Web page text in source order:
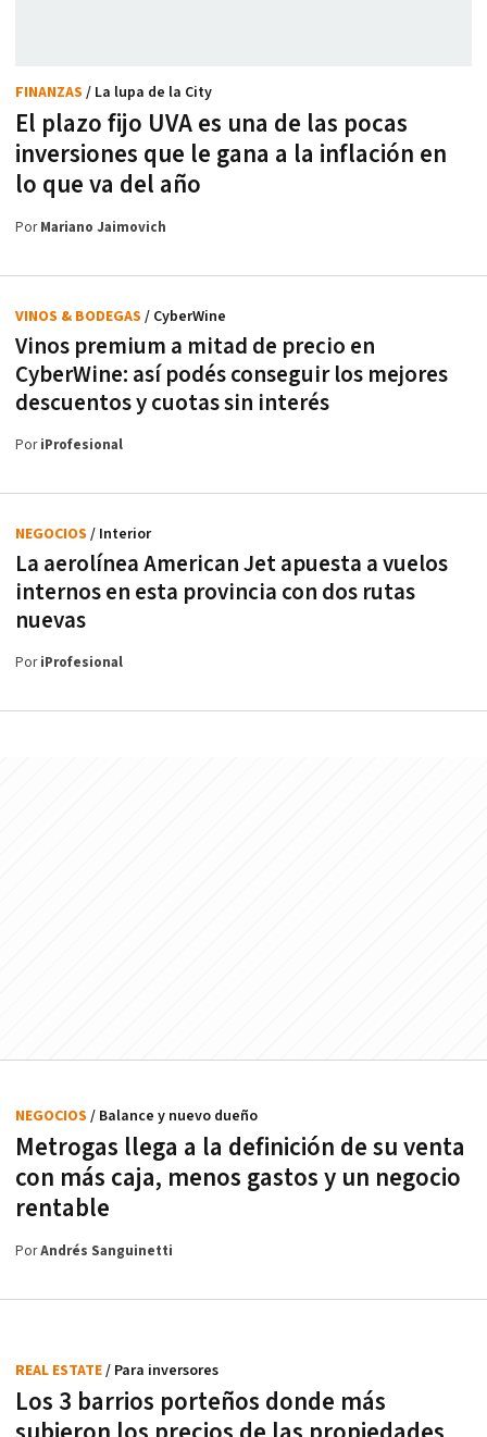
El plazo fijo UVA es una de las pocas
inversiones que le gana a la inflación en
lo que va del año
FINANZAS / La lupa de la City
PorMariano Jaimovich
Vinos premium a mitad de precio en
CyberWine: así podés conseguir los mejores
descuentos y cuotas sin interés
VINOS & BODEGAS / CyberWine
PoriProfesional
La aerolínea American Jet apuesta a vuelos
internos en esta provincia con dos rutas
nuevas
NEGOCIOS / Interior
PoriProfesional
Metrogas llega a la definición de su venta
con más caja, menos gastos y un negocio
rentable
NEGOCIOS / Balance y nuevo dueño
PorAndrés Sanguinetti
Los 3 barrios porteños donde más
REAL ESTATE/ Para inversores